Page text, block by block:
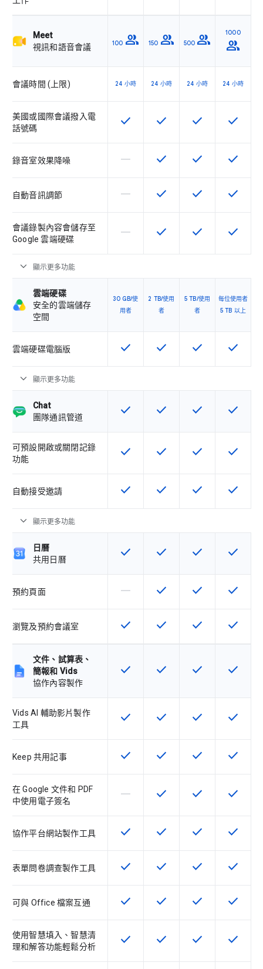
Meet
視訊和語音會議
100 group 150 group 500 group 1000
group
會議時間 (上限) 24 小時 24 小時 24 小時 24 小時
美國或國際會議撥入電
話號碼
這項功能適用於該 SKU
check 這項功能適用於該 SKU
check 這項功能適用於
check 這項功
check
錄音室效果降噪 這個 SKU 不支援這項功能
horizontal_rule 這項功能適用於該 SKU
check 這項功能適用於
check 這項功
check
自動音訊調節 這個 SKU 不支援這項功能
horizontal_rule 這項功能適用於該 SKU
check 這項功能適用於
check 這項功
check
會議錄製內容會儲存至
Google 雲端硬碟
這個 SKU 不支援這項功能
horizontal_rule 這項功能適用於該 SKU
check 這項功能適用於
check 這項功
check
expand_more 顯示更多功能
雲端硬碟
安全的雲端儲存
空間
30 GB/使
用者
2 TB/使用
者
5 TB/使用
者
每位使用者
5 TB 以上
雲端硬碟電腦版 這項功能適用於該 SKU
check 這項功能適用於該 SKU
check 這項功能適用於
check 這項功
check
expand_more 顯示更多功能
Chat
團隊通訊管道
這項功能適用於該 SKU
check 這項功能適用於該 SKU
check 這項功能適用於
check 這項功
check
可預設開啟或關閉記錄
功能
這項功能適用於該 SKU
check 這項功能適用於該 SKU
check 這項功能適用於
check 這項功
check
自動接受邀請 這項功能適用於該 SKU
check 這項功能適用於該 SKU
check 這項功能適用於
check 這項功
check
expand_more 顯示更多功能
日曆
共用日曆
這項功能適用於該 SKU
check 這項功能適用於該 SKU
check 這項功能適用於
check 這項功
check
預約頁面 這個 SKU 不支援這項功能
horizontal_rule 這項功能適用於該 SKU
check 這項功能適用於
check 這項功
check
瀏覽及預約會議室 這項功能適用於該 SKU
check 這項功能適用於該 SKU
check 這項功能適用於
check 這項功
check
文件、試算表、
簡報和 Vids
協作內容製作
這項功能適用於該 SKU
check 這項功能適用於該 SKU
check 這項功能適用於
check 這項功
check
Vids AI 輔助影片製作
工具
這項功能適用於該 SKU
check 這項功能適用於該 SKU
check 這項功能適用於
check 這項功
check
Keep 共用記事 這項功能適用於該 SKU
check 這項功能適用於該 SKU
check 這項功能適用於
check 這項功
check
在 Google 文件和 PDF
中使用電子簽名
這個 SKU 不支援這項功能
horizontal_rule 這項功能適用於該 SKU
check 這項功能適用於
check 這項功
check
協作平台網站製作工具 這項功能適用於該 SKU
check 這項功能適用於該 SKU
check 這項功能適用於
check 這項功
check
表單問卷調查製作工具 這項功能適用於該 SKU
check 這項功能適用於該 SKU
check 這項功能適用於
check 這項功
check
可與 Office 檔案互通 這項功能適用於該 SKU
check 這項功能適用於該 SKU
check 這項功能適用於
check 這項功
check
使用智慧填入、智慧清
理和解答功能輕鬆分析
這項功能適用於該 SKU
check 這項功能適用於該 SKU
check 這項功能適用於
check 這項功
check